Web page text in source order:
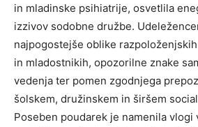
in mladinske psihiatrije, osvetlila
izzivov sodobne družbe.
najpogostejše oblike
in mladostnikih, opozorilne znake
vedenja ter pomen zgodnjega
šolskem, družinskem in širšem
Poseben poudarek je namenila